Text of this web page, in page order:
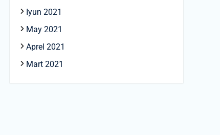
Iyun 2021
May 2021
Aprel 2021
Mart 2021